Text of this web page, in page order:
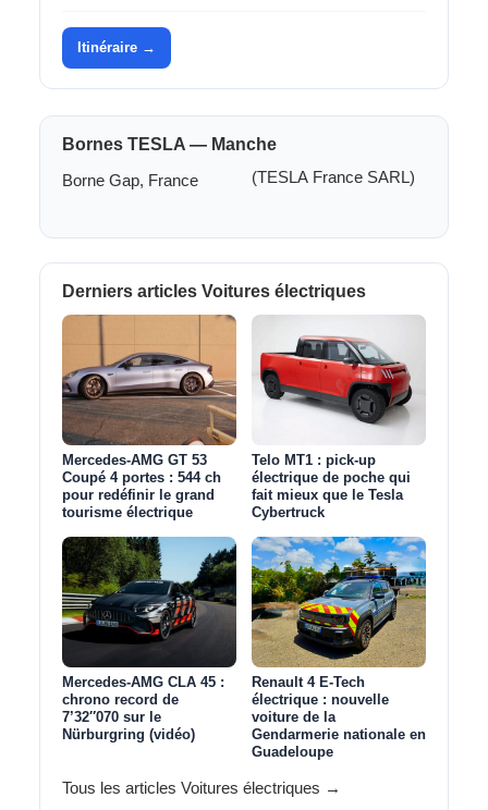
Itinéraire →
Bornes TESLA — Manche
Borne Gap, France
(TESLA France SARL)
Derniers articles Voitures électriques
Mercedes-AMG GT 53
Coupé 4 portes : 544 ch
pour redéfinir le grand
tourisme électrique
Telo MT1 : pick‑up
électrique de poche qui
fait mieux que le Tesla
Cybertruck
Mercedes-AMG CLA 45 :
chrono record de
7’32″070 sur le
Nürburgring (vidéo)
Renault 4 E-Tech
électrique : nouvelle
voiture de la
Gendarmerie nationale en
Guadeloupe
Tous les articles Voitures électriques →